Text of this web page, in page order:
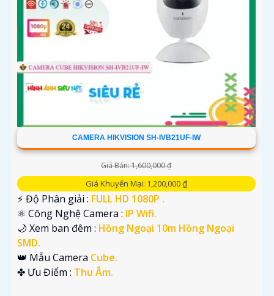
CAMERA HIKVISION SH-IVB21UF-IW
Giá Bán: 1,600,000 ₫
Giá Khuyến Mại: 1,200,000 ₫
️⚡ Độ Phân giải : FULL HD 1080P .
⚛️ Công Nghệ Camera : IP Wifi.
🌙 Xem ban đêm : Hồng Ngoại 10m Hồng Ngoại
SMD.
👑 Mẫu Camera Cube.
️✤ Ưu Điểm : Thu Âm.